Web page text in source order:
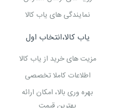
نمایندگی های یاب کالا
یاب کالا،انتخاب اول
مزیت های خرید از یاب کالا
اطلاعات کاملا تخصصی
بهره وری بالا، امکان ارائه